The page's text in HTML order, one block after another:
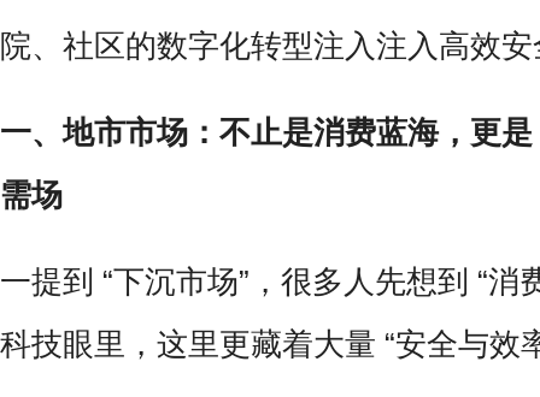
院、社区的数字化转型注入注入高效
一、地市市场：不止是消费蓝海，更
需场
一提到 “下沉市场”，很多人先想到 “消
科技眼里，这里更藏着大量 “安全与效